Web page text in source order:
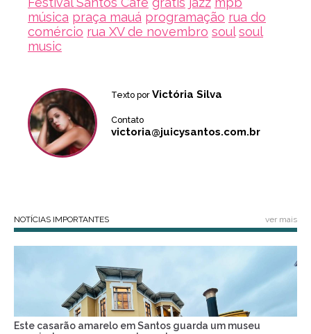
música praça mauá programação rua do
comércio rua XV de novembro soul soul
music
Texto por Victória Silva
Contato
victoria@juicysantos.com.br
NOTÍCIAS IMPORTANTES ver mais
Este casarão amarelo em Santos guarda um museu